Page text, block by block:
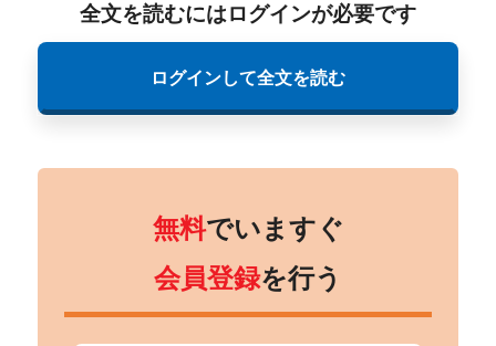
全文を読むにはログインが必要です
ログインして全文を読む
無料でいますぐ
会員登録を行う